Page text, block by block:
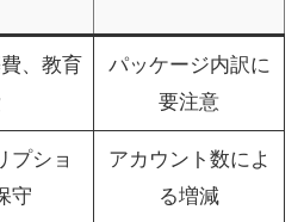
、教育
パッケージ内訳に
要注意
プショ
守
アカウント数によ
る増減